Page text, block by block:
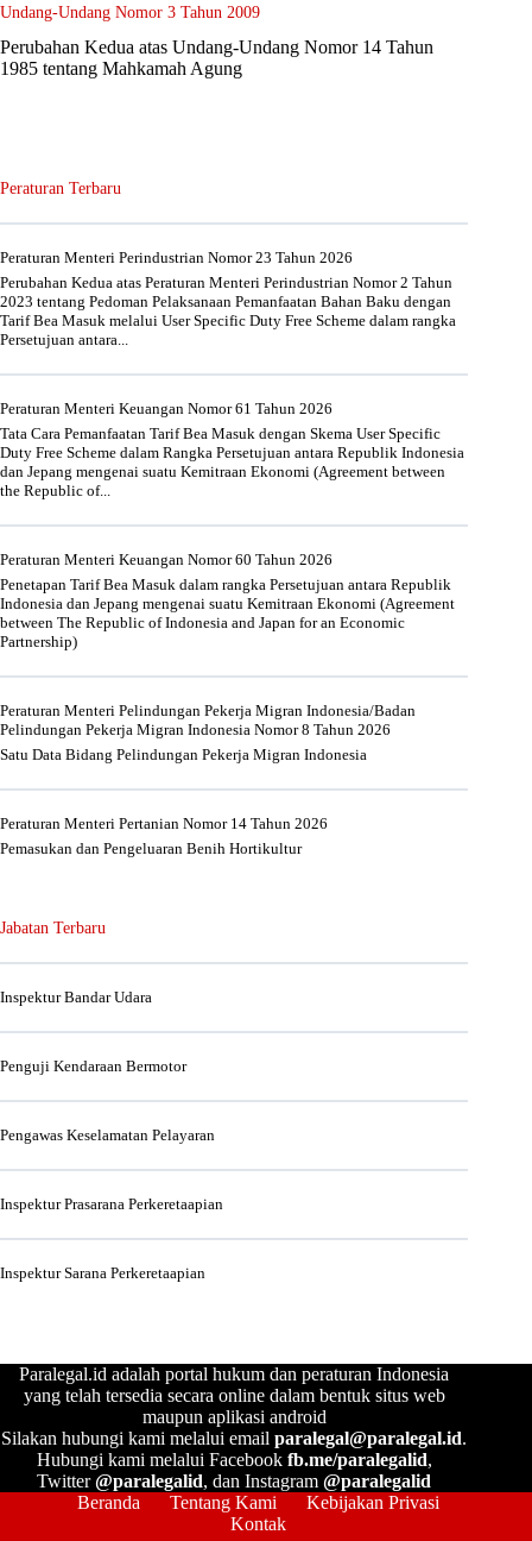
Undang-Undang Nomor 3 Tahun 2009
Perubahan Kedua atas Undang-Undang Nomor 14 Tahun
1985 tentang Mahkamah Agung
Peraturan Terbaru
Peraturan Menteri Perindustrian Nomor 23 Tahun 2026
Perubahan Kedua atas Peraturan Menteri Perindustrian Nomor 2 Tahun
2023 tentang Pedoman Pelaksanaan Pemanfaatan Bahan Baku dengan
Tarif Bea Masuk melalui User Specific Duty Free Scheme dalam rangka
Persetujuan antara...
Peraturan Menteri Keuangan Nomor 61 Tahun 2026
Tata Cara Pemanfaatan Tarif Bea Masuk dengan Skema User Specific
Duty Free Scheme dalam Rangka Persetujuan antara Republik Indonesia
dan Jepang mengenai suatu Kemitraan Ekonomi (Agreement between
the Republic of...
Peraturan Menteri Keuangan Nomor 60 Tahun 2026
Penetapan Tarif Bea Masuk dalam rangka Persetujuan antara Republik
Indonesia dan Jepang mengenai suatu Kemitraan Ekonomi (Agreement
between The Republic of Indonesia and Japan for an Economic
Partnership)
Peraturan Menteri Pelindungan Pekerja Migran Indonesia/Badan
Pelindungan Pekerja Migran Indonesia Nomor 8 Tahun 2026
Satu Data Bidang Pelindungan Pekerja Migran Indonesia
Peraturan Menteri Pertanian Nomor 14 Tahun 2026
Pemasukan dan Pengeluaran Benih Hortikultur
Jabatan Terbaru
Inspektur Bandar Udara
Penguji Kendaraan Bermotor
Pengawas Keselamatan Pelayaran
Inspektur Prasarana Perkeretaapian
Inspektur Sarana Perkeretaapian
Paralegal.id adalah portal hukum dan peraturan Indonesia
yang telah tersedia secara online dalam bentuk situs web
maupun aplikasi android
Silakan hubungi kami melalui emailparalegal@paralegal.id.
Hubungi kami melalui Facebook fb.me/paralegalid,
Twitter@paralegalid, dan Instagram@paralegalid
Beranda
Tentang Kami
Kebijakan Privasi
Kontak